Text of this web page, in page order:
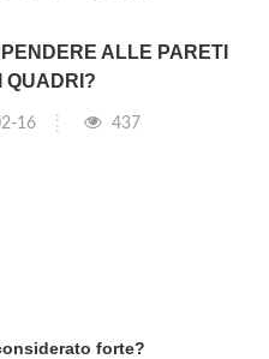
ALLE PARETI
QUADRI?
16 437
forte?